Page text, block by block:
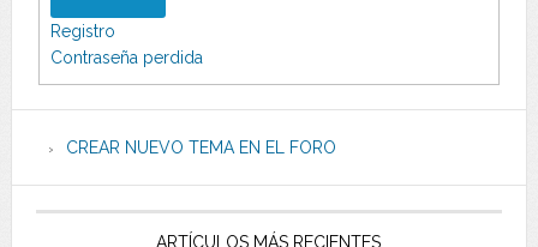
Registro
Contraseña perdida
CREAR NUEVO TEMA EN EL FORO
ARTÍCULOS MÁS RECIENTES